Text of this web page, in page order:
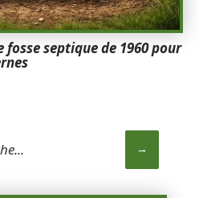
fosse septique de 1960 pour